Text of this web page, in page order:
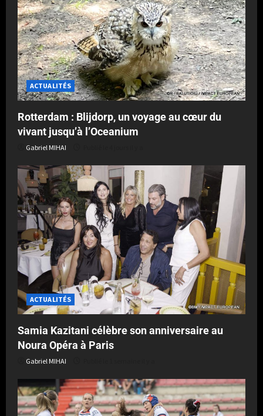
ACTUALITÉS
Rotterdam : Blijdorp, un voyage au cœur du
vivant jusqu’à l’Oceanium
Gabriel MIHAI
ACTUALITÉS
Samia Kazitani célèbre son anniversaire au
Noura Opéra à Paris
Gabriel MIHAI